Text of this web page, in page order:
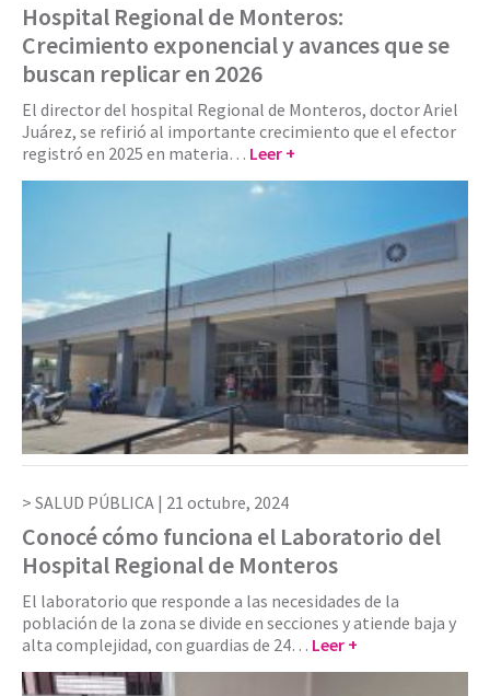
Hospital Regional de Monteros:
Crecimiento exponencial y avances que se
buscan replicar en 2026
El director del hospital Regional de Monteros, doctor Ariel
Juárez, se refirió al importante crecimiento que el efector
registró en 2025 en materia… Leer +
SALUD PÚBLICA | 21 octubre, 2024
Conocé cómo funciona el Laboratorio del
Hospital Regional de Monteros
El laboratorio que responde a las necesidades de la
población de la zona se divide en secciones y atiende baja y
alta complejidad, con guardias de 24… Leer +